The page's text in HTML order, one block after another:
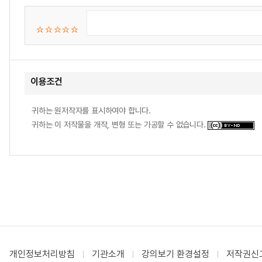
이용조건
귀하는 원저작자를 표시하여야 합니다.
귀하는 이 저작물을 개작, 변형 또는 가공할 수 없습니다.
개인정보처리방침 기관소개 강의보기 환경설정 저작권신